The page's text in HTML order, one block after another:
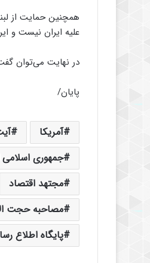
همچنین حمایت از
علیه ایران نیست و
در نهایت می‌توان
پایان/
آمریکا
جمهوری اسلامی
مجتهد اقتصاد
مصاحبه حجت
پایگاه اطلاع